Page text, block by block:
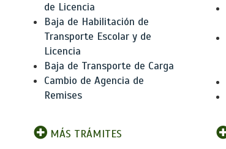
de Licencia
Baja de Habilitación de
Transporte Escolar y de
Licencia
Baja de Transporte de Carga
Cambio de Agencia de
Remises
MÁS TRÁMITES